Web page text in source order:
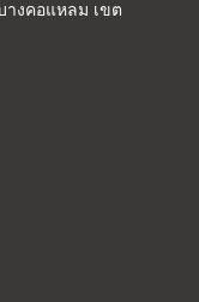
างคอแหลม เขต